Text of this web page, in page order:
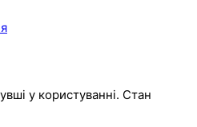
у користуванні. Стан